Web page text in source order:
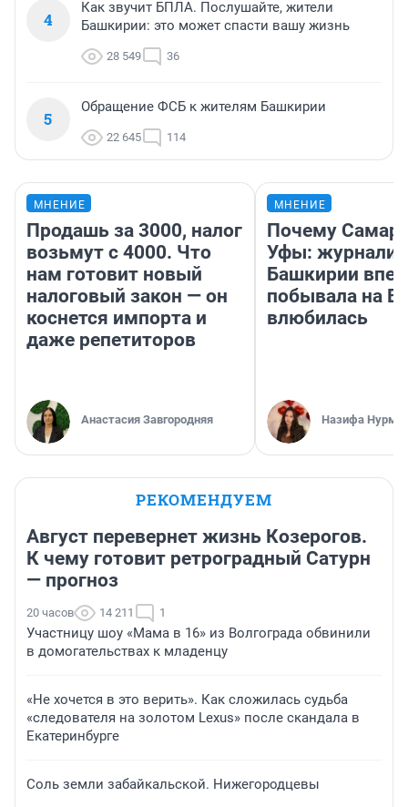
4
Как звучит БПЛА. Послушайте, жители
Башкирии: это может спасти вашу жизнь
28 549 36
5
Обращение ФСБ к жителям Башкирии
22 645 114
МНЕНИЕ
Продашь за 3000, налог
возьмут с 4000. Что
нам готовит новый
налоговый закон — он
коснется импорта и
даже репетиторов
Анастасия Завгородняя
МНЕНИЕ
Почему
Уфы:
Башкирии
побывала на
влюбилась
Назифа
РЕКОМЕНДУЕМ
Август перевернет жизнь Козерогов.
К чему готовит ретроградный Сатурн
— прогноз
20 часов 14 211 1
Участницу шоу «Мама в 16» из Волгограда обвинили
в домогательствах к младенцу
«Не хочется в это верить». Как сложилась судьба
«следователя на золотом Lexus» после скандала в
Екатеринбурге
Соль земли забайкальской. Нижегородцевы